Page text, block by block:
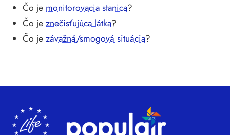
Čo jemonitorovacia stanica?
Čo jeznečisťujúca látka?
Čo jezávažná/smogová situácia?